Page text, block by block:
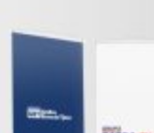
Janeiro, RJ, 22640-100
(21) 3982-1515 | (21) 98081-2696